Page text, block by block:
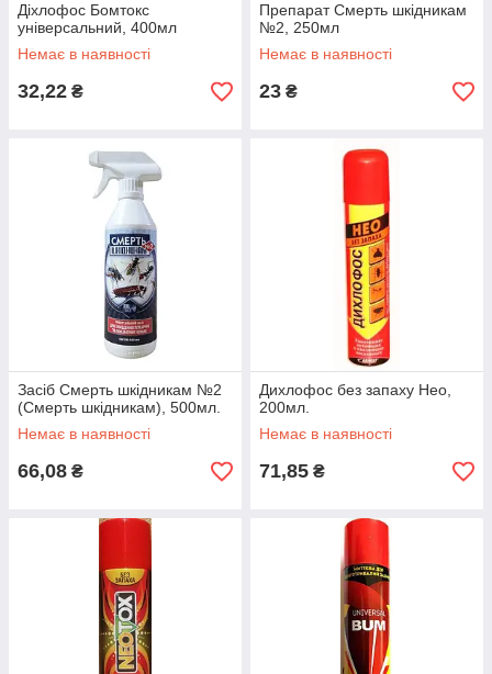
Діхлофос Бомтокс
універсальний, 400мл
Немає в наявності
32,22 ₴
Препарат Смерть шкідникам
№2, 250мл
Немає в наявності
23 ₴
Засіб Смерть шкідникам №2
(Смерть шкідникам), 500мл.
Немає в наявності
66,08 ₴
Дихлофос без запаху Нео,
200мл.
Немає в наявності
71,85 ₴